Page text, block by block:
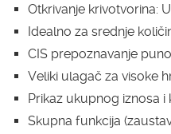
Otkrivanje krivotvorina:
Idealno za srednje
CIS prepoznavanje
Veliki ulagač za visoke
Prikaz ukupnog iznosa
Skupna funkcija